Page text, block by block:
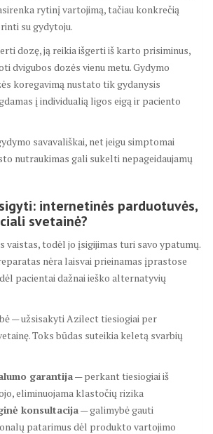
rytinį vartojimą, tačiau konkrečią
su gydytoju.
dozę, ją reikia išgerti iš karto prisiminus,
dvigubos dozės vienu metu. Gydymo
koregavimą nustato tik gydanysis
į individualią ligos eigą ir paciento
savavališkai, net jeigu simptomai
nutraukimas gali sukelti nepageidaujamų
internetinės parduotuvės,
svetainė?
vaistas, todėl jo įsigijimas turi savo ypatumų.
nėra laisvai prieinamas įprastose
pacientai dažnai ieško alternatyvių
— užsisakyti Azilect tiesiogiai per
Toks būdas suteikia keletą svarbių
garantija— perkant tiesiogiai iš
eliminuojama klastočių rizika
konsultacija— galimybė gauti
patarimus dėl produkto vartojimo